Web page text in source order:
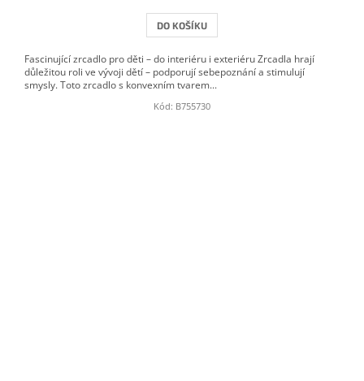
DO KOŠÍKU
Fascinující zrcadlo pro děti – do interiéru i exteriéru Zrcadla hrají
důležitou roli ve vývoji dětí – podporují sebepoznání a stimulují
smysly. Toto zrcadlo s konvexním tvarem...
Kód: B755730